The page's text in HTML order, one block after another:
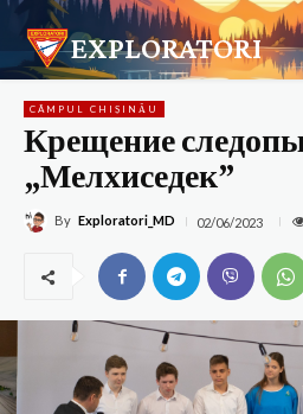
EXPLORATORI
CÂMPUL CHIȘINĂU
Крещение
„Мелхиседек”
By Exploratori_MD 02/06/2023